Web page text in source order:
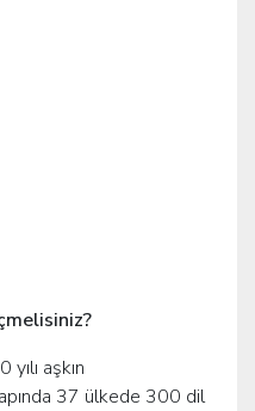
aşkın
37 ülkede 300 dil